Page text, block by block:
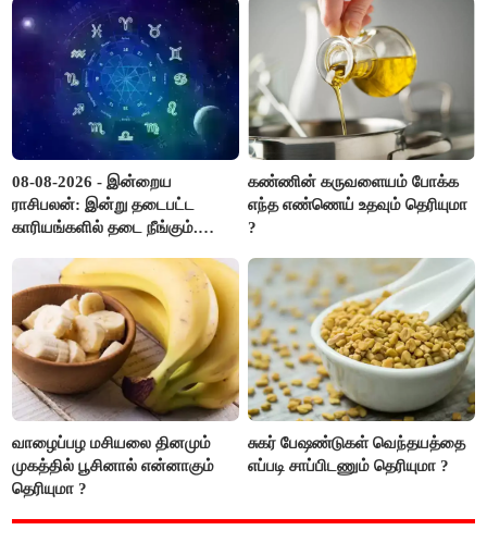
08-08-2026 - இன்றைய
ராசிபலன்: இன்று தடைபட்ட
காரியங்களில் தடை நீங்கும்.
இருக்கும். ஆன்மீக எண்ணம்
அதிகரிக்கும்..!
கண்ணின் கருவளையம் போக்க
எந்த எண்ணெய் உதவும் தெரியுமா
?
வாழைப்பழ மசியலை தினமும்
முகத்தில் பூசினால் என்னாகும்
தெரியுமா ?
சுகர் பேஷண்டுகள் வெந்தயத்தை
எப்படி சாப்பிடணும் தெரியுமா ?